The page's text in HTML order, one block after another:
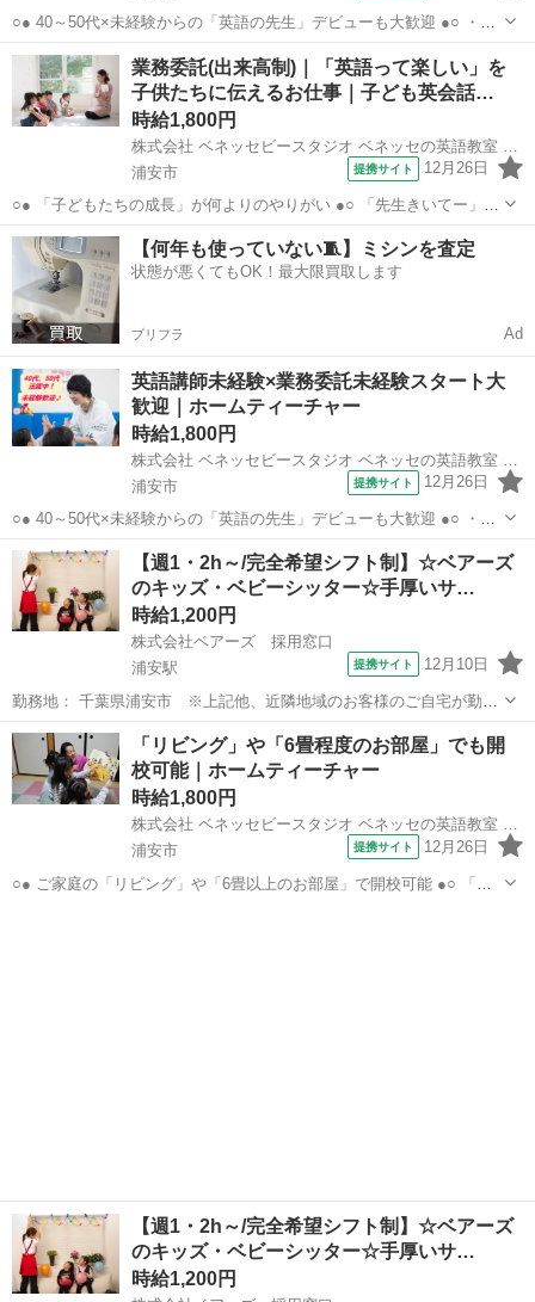
○● 40～50代×未経験からの「英語の先生」デビューも大歓迎 ●○ ・育
児やWワークとの両立OK ご家庭の都合に応じて、週1日～開校日な
ども調整可能です。 ・開校以降は教室運営へ専念できる環境づくりも
お手伝い！ ※開校...
千葉 浦安市 その他
業務委託(出来高制)｜「英語って楽しい」を
子供たちに伝えるお仕事｜子ども英会話…
時給1,800円
浦安市
提携サイト 12月26日
○● 「子どもたちの成長」が何よりのやりがい ●○ 「先生きいてー」
「あのね〇〇ができるようになったんだよ！」 なんて会うたびに報告
してくれる子どもたちばかり♪ 「英語って楽しい」を感じてもらえる
ようにレッスンをお願いします...
千葉 浦安市 その他
【何年も使っていない🧵】ミシンを査定
状態が悪くてもOK！最大限買取します
プリフラ Ad
英語講師未経験×業務委託未経験スタート大
歓迎｜ホームティーチャー
時給1,800円
浦安市
提携サイト 12月26日
○● 40～50代×未経験からの「英語の先生」デビューも大歓迎 ●○ ・育
児やWワークとの両立OK ご家庭の都合に応じて、週1日～開校日な
ども調整可能です。 ・開校以降は教室運営へ専念できる環境づくりも
お手伝い！ ※開校...
千葉 浦安市 その他
【週1・2h～/完全希望シフト制】☆ベアーズ
のキッズ・ベビーシッター☆手厚いサ…
時給1,200円
株式会社ベアーズ 採用窓口
浦安駅
提携サイト 12月10日
勤務地： 千葉県浦安市 ※上記他、近隣地域のお客様のご自宅が勤務
先となります。ご希望を伺いながら、複数のお客様・地域を担当いた
だきます。 浦安(千葉県)駅 徒歩0分 ／ 新浦安駅 徒歩0分 ／ 舞浜駅 徒
歩0分 週勤務日...
千葉 浦安市 浦安駅 その他
「リビング」や「6畳程度のお部屋」でも開
校可能｜ホームティーチャー
時給1,800円
株式会社 ベネッセビースタジオ ベネッセの英語教室 BE studio
浦安市
提携サイト 12月26日
○● ご家庭の「リビング」や「6畳以上のお部屋」で開校可能 ●○ 「そ
【週1・2h～/完全希望シフト制】☆ベアーズ
のキッズ・ベビーシッター☆手厚いサ…
時給1,200円